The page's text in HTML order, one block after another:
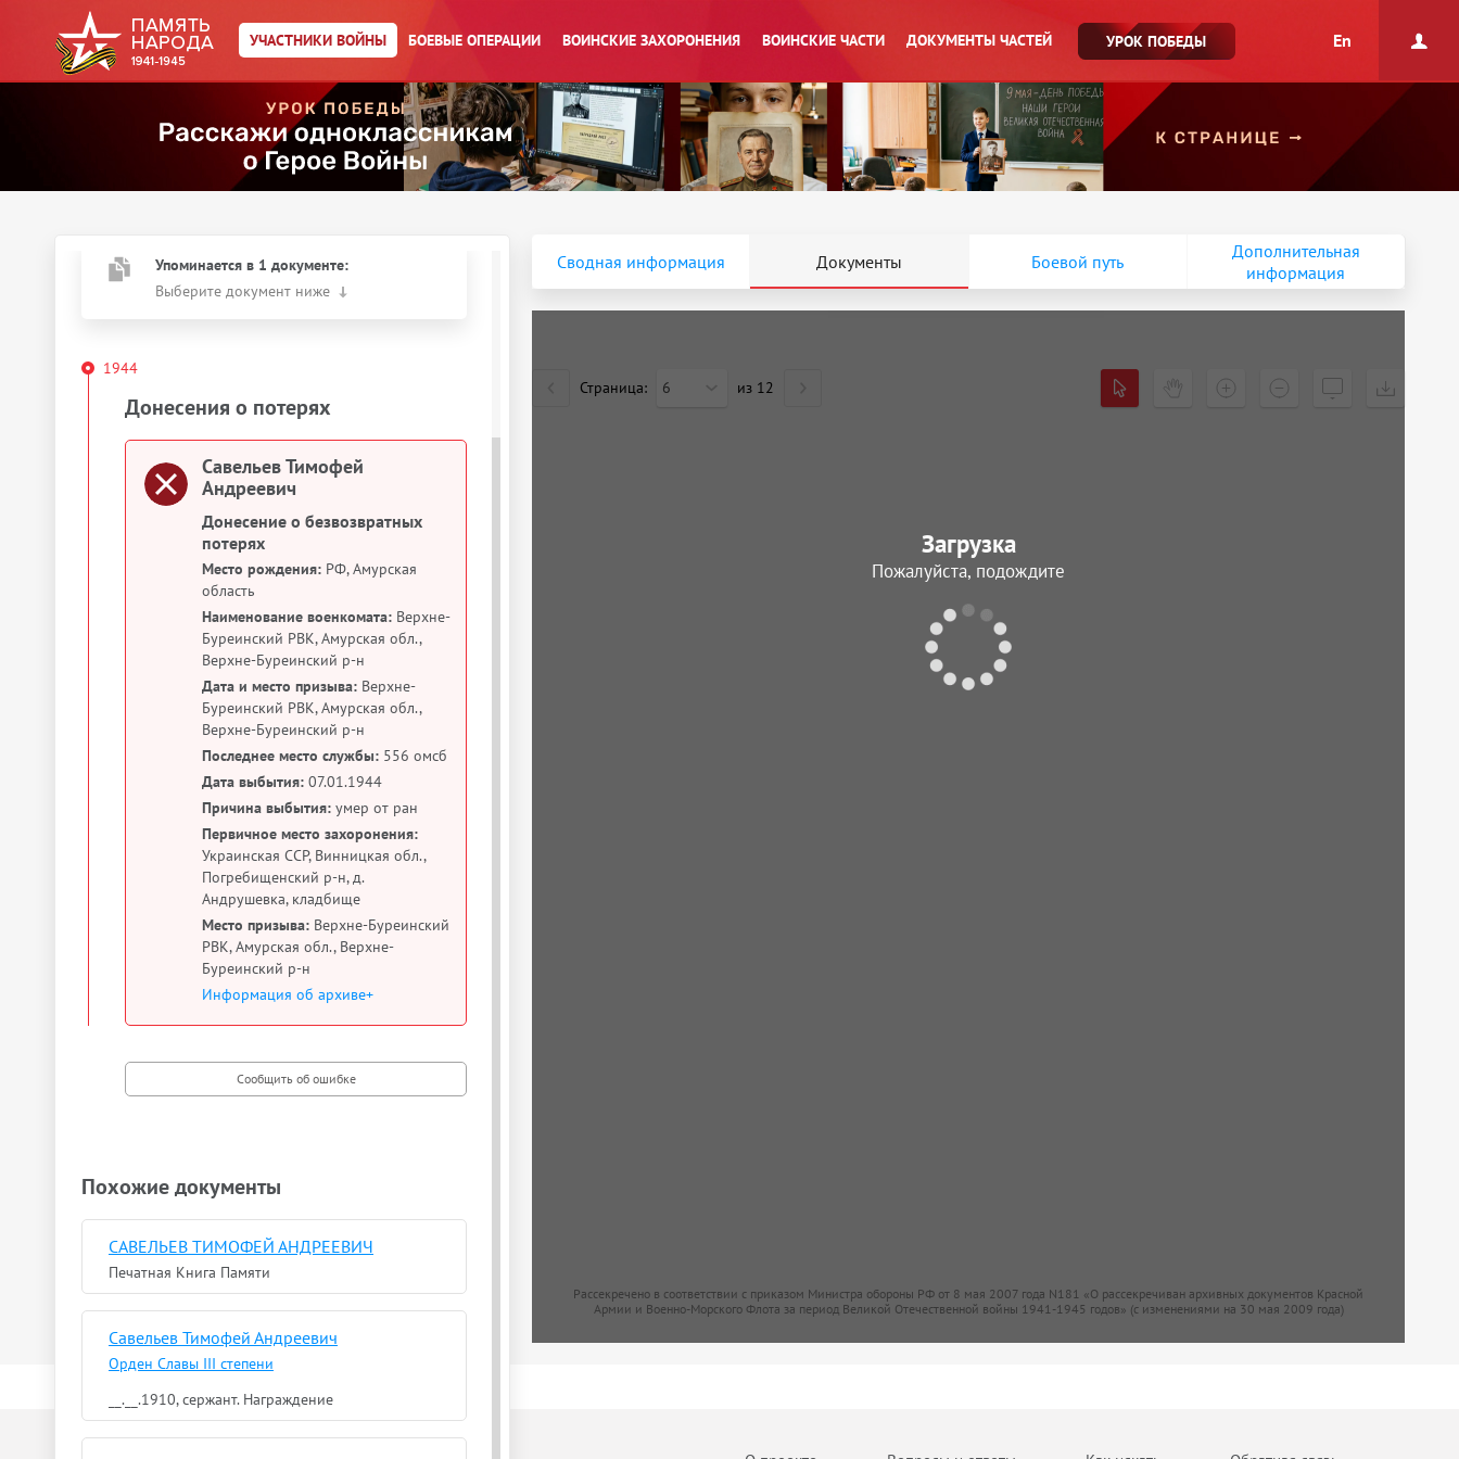
УЧАСТНИКИ ВОЙНЫ БОЕВЫЕ ОПЕРАЦИИ ВОИНСКИЕ ЗАХОРОНЕНИЯ ВОИНСКИЕ ЧАСТИ ДОКУМЕНТЫ ЧАСТЕЙ УРОК ПОБЕДЫ En
Главная страница/ Участники войны/
←К результатам поиска
Савельев Тимофей
Андреевич
Скачать документы
Упоминается в 1 документе:
Выберите документ ниже
1944
Донесения о потерях
Савельев Тимофей
Андреевич
Донесение о безвозвратных
потерях
Место рождения: РФ, Амурская
область
Наименование военкомата: Верхне-
Буреинский РВК, Амурская обл.,
Верхне-Буреинский р-н
Дата и место призыва: Верхне-
Буреинский РВК, Амурская обл.,
Верхне-Буреинский р-н
Последнее место службы: 556 омсб
Дата выбытия: 07.01.1944
Причина выбытия: умер от ран
Первичное место захоронения:
Украинская ССР, Винницкая обл.,
Погребищенский р-н, д.
Андрушевка, кладбище
Место призыва: Верхне-Буреинский
РВК, Амурская обл., Верхне-
Буреинский р-н
Информация об архиве+
Похожие документы
САВЕЛЬЕВ ТИМОФЕЙ АНДРЕЕВИЧ
Печатная Книга Памяти
Савельев Тимофей Андреевич
Орден Славы III степени
__.__.1910, сержант. Награждение
Сводная информация Документы Боевой путь
Дополнительная
информация
Страница: 6 из 12
Рассекречено в соответствии с приказом Министра обороны РФ от 8 мая 2007 года N181 «О рассекречиван архивных документов Красной
Армии и Военно-Морского Флота за период Великой Отечественной войны 1941-1945 годов» (с изменениями на 30 мая 2009 года)
Загрузка
Пожалуйста, подождите